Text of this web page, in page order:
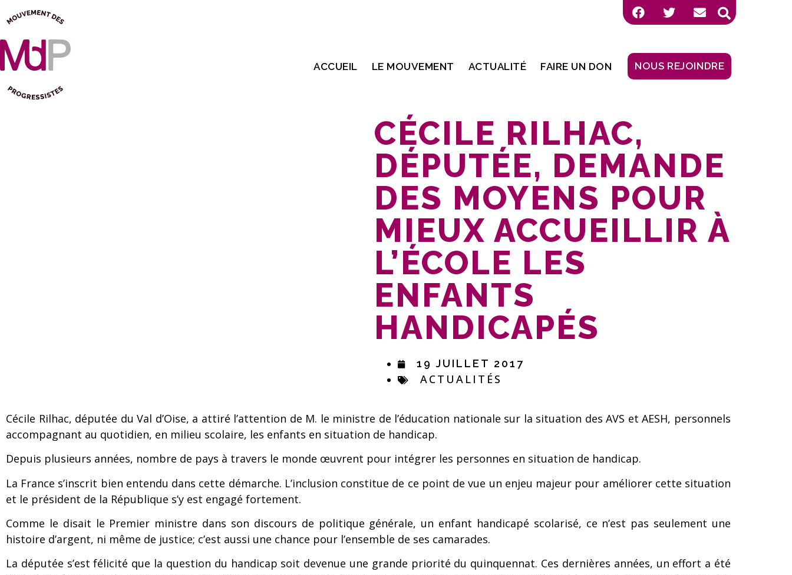
ACCUEIL LE MOUVEMENT ACTUALITÉ FAIRE UN DON NOUS REJOINDRE
CÉCILE RILHAC,
DÉPUTÉE, DEMANDE
DES MOYENS POUR
MIEUX ACCUEILLIR À
L’ÉCOLE LES
ENFANTS
HANDICAPÉS
19 JUILLET 2017
ACTUALITÉS
Cécile Rilhac, députée du Val d’Oise, a attiré l’attention de M. le ministre de l’éducation nationale sur la situation des AVS et AESH, personnels
accompagnant au quotidien, en milieu scolaire, les enfants en situation de handicap.
Depuis plusieurs années, nombre de pays à travers le monde œuvrent pour intégrer les personnes en situation de handicap.
La France s’inscrit bien entendu dans cette démarche. L’inclusion constitue de ce point de vue un enjeu majeur pour améliorer cette situation
et le président de la République s’y est engagé fortement.
Comme le disait le Premier ministre dans son discours de politique générale, un enfant handicapé scolarisé, ce n’est pas seulement une
histoire d’argent, ni même de justice; c’est aussi une chance pour l’ensemble de ses camarades.
La députée s’est félicité que la question du handicap soit devenue une grande priorité du quinquennat. Ces dernières années, un effort a été